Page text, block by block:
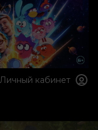
Личный кабинет